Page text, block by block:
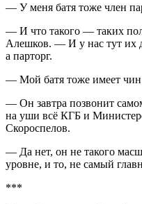
— У меня батя тоже член
— И что такого — таких
Алешков. — И у нас тут их
а парторг.
— Мой батя тоже имеет
— Он завтра позвонит
на уши всё КГБ и
Скороспелов.
— Да нет, он не такого
уровне, и то, не самый
***